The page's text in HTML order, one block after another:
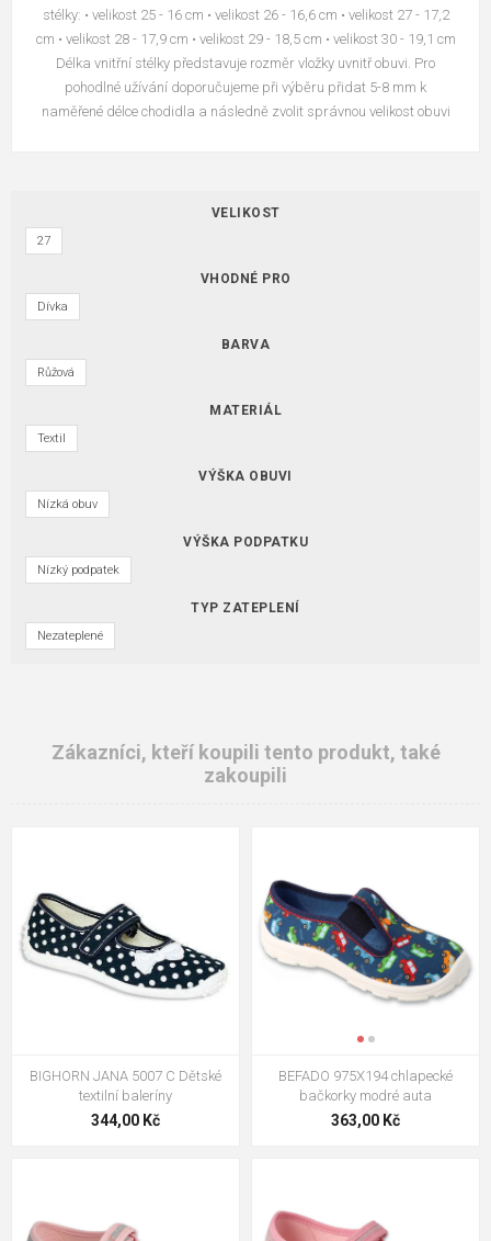
stélky: • velikost 25 - 16 cm • velikost 26 - 16,6 cm • velikost 27 - 17,2
cm • velikost 28 - 17,9 cm • velikost 29 - 18,5 cm • velikost 30 - 19,1 cm
Délka vnitřní stélky představuje rozměr vložky uvnitř obuvi. Pro
pohodlné užívání doporučujeme při výběru přidat 5-8 mm k
naměřené délce chodidla a následně zvolit správnou velikost obuvi
VELIKOST
27
VHODNÉ PRO
Dívka
BARVA
Růžová
MATERIÁL
Textil
VÝŠKA OBUVI
Nízká obuv
VÝŠKA PODPATKU
Nízký podpatek
TYP ZATEPLENÍ
Nezateplené
Zákazníci, kteří koupili tento produkt, také
zakoupili
BIGHORN JANA 5007 C Dětské
textilní baleríny
344,00 Kč
BEFADO 975X194 chlapecké
bačkorky modré auta
363,00 Kč